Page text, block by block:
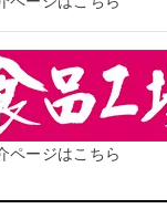
ページはこちら